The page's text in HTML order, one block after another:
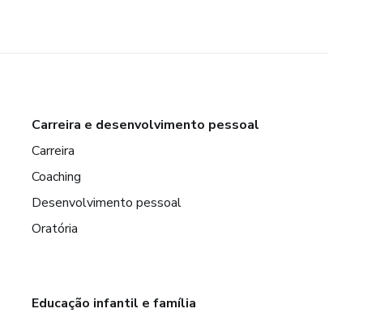
Carreira e desenvolvimento pessoal
Carreira
Coaching
Desenvolvimento pessoal
Oratória
Educação infantil e família